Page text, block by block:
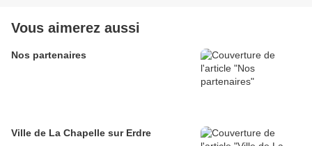
Vous aimerez aussi
Nos partenaires
Ville de La Chapelle sur Erdre